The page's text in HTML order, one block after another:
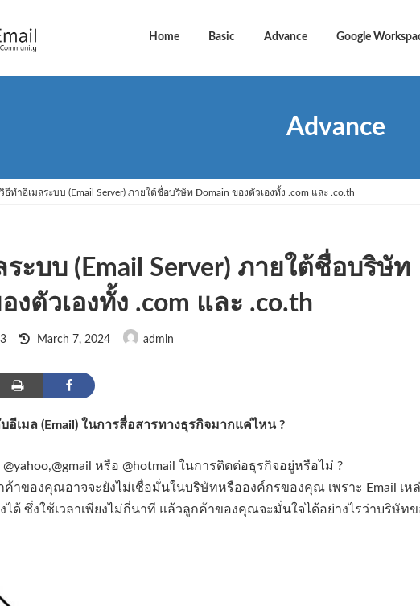
Home Basic Advance Google
Advance
วิธีทำอีเมลระบบ (Email Server) ภายใต้ชื่อบริษัท Domain ของตัวเองทั้ง .com และ .co.th
ะบบ (Email Server) ภายใต้ชื่อบริษัท
งตัวเองทั้ง .com และ .co.th
Last
updated
March 7, 2024 admin
เมล (Email) ในการสื่อสารทางธุรกิจมากแค่ไหน ?
หรือ @hotmail ในการติดต่อธุรกิจอยู่หรือไม่ ?
าของคุณอาจจะยังไม่เชื่อมั่นในบริษัทหรือองค์กรของคุณ เพราะ Email เห
ได้ ซึ่งใช้เวลาเพียงไม่กี่นาที แล้วลูกค้าของคุณจะมั่นใจได้อย่างไรว่าบริษัท